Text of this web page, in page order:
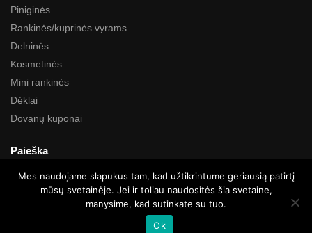
Piniginės
Rankinės/kuprinės vyrams
Delninės
Kosmetinės
Mini rankinės
Dėklai
Dovanų kuponai
Paieška
Visos teisės saugomos © Kartustudio.com
Mes naudojame slapukus tam, kad užtikrintume geriausią patirtį
mūsų svetainėje. Jei ir toliau naudositės šia svetaine,
manysime, kad sutinkate su tuo.
Ok